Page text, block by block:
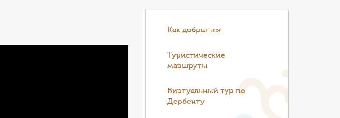
Как добраться
Туристические
маршруты
Виртуальный тур по
Дербенту